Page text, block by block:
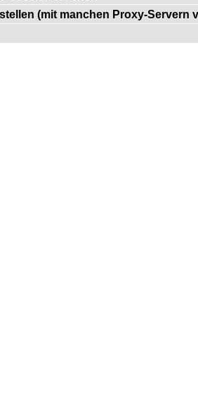
(mit manchen Proxy-Servern